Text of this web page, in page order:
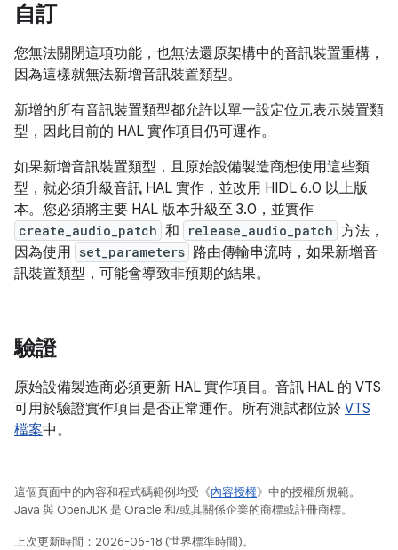
自訂
您無法關閉這項功能，也無法還原架構中的音訊裝置重構，
因為這樣就無法新增音訊裝置類型。
新增的所有音訊裝置類型都允許以單一設定位元表示裝置類
型，因此目前的 HAL 實作項目仍可運作。
如果新增音訊裝置類型，且原始設備製造商想使用這些類
型，就必須升級音訊 HAL 實作，並改用 HIDL 6.0 以上版
本。您必須將主要 HAL 版本升級至 3.0，並實作
create_audio_patch 和 release_audio_patch 方法，
因為使用 set_parameters 路由傳輸串流時，如果新增音
訊裝置類型，可能會導致非預期的結果。
驗證
原始設備製造商必須更新 HAL 實作項目。音訊 HAL 的 VTS
可用於驗證實作項目是否正常運作。所有測試都位於 VTS
檔案中。
這個頁面中的內容和程式碼範例均受《內容授權》中的授權所規範。
Java 與 OpenJDK 是 Oracle 和/或其關係企業的商標或註冊商標。
上次更新時間：2026-06-18 (世界標準時間)。